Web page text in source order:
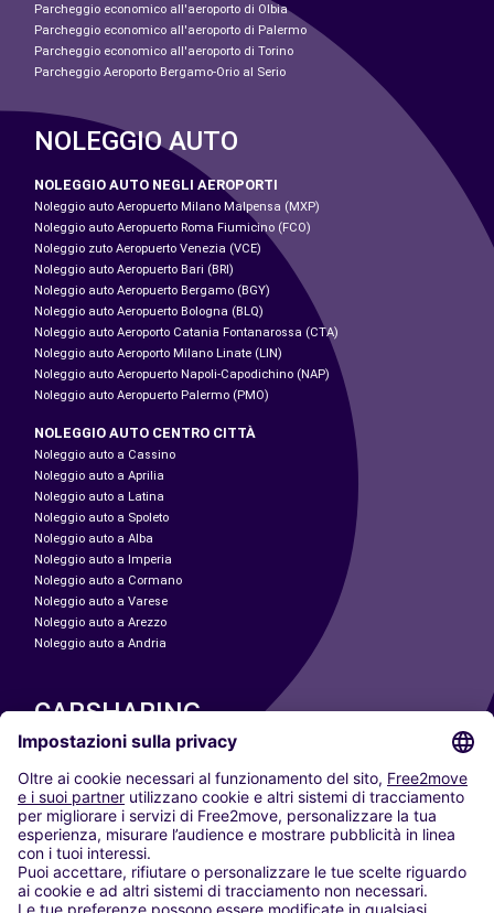
Parcheggio economico all'aeroporto di Olbia
Parcheggio economico all'aeroporto di Palermo
Parcheggio economico all'aeroporto di Torino
Parcheggio Aeroporto Bergamo-Orio al Serio
NOLEGGIO AUTO
NOLEGGIO AUTO NEGLI AEROPORTI
Noleggio auto Aeropuerto Milano Malpensa (MXP)
Noleggio auto Aeropuerto Roma Fiumicino (FCO)
Noleggio zuto Aeropuerto Venezia (VCE)
Noleggio auto Aeropuerto Bari (BRI)
Noleggio auto Aeropuerto Bergamo (BGY)
Noleggio auto Aeropuerto Bologna (BLQ)
Noleggio auto Aeroporto Catania Fontanarossa (CTA)
Noleggio auto Aeroporto Milano Linate (LIN)
Noleggio auto Aeropuerto Napoli-Capodichino (NAP)
Noleggio auto Aeropuerto Palermo (PMO)
NOLEGGIO AUTO CENTRO CITTÀ
Noleggio auto a Cassino
Noleggio auto a Aprilia
Noleggio auto a Latina
Noleggio auto a Spoleto
Noleggio auto a Alba
Noleggio auto a Imperia
Noleggio auto a Cormano
Noleggio auto a Varese
Noleggio auto a Arezzo
Noleggio auto a Andria
CARSHARING
LE NOSTRE CITTÀ
Paris
Madrid
Washington DC
Milano
Roma
Torino
Vienna